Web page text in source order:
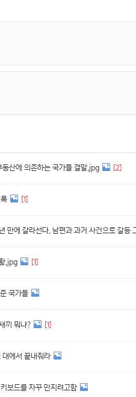
동산에 의존하는 국가들 결말.jpg [2]
[1]
만에 갈라선다. 남편과 과거 사건으로 갈등
.jpg [1]
국가들
끼 뭐냐? [1]
대에서 끝내줘라
보드를 자꾸 만지려고함